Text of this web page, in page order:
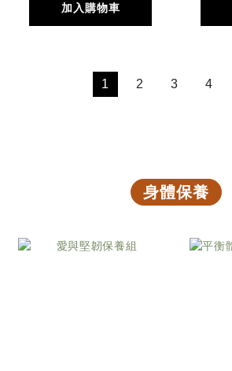
加入購物車
1 2 3 4
身體保養